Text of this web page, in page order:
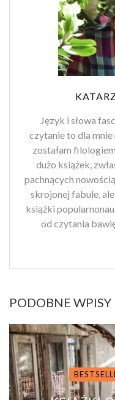
Język i słowa
czytanie to dla
zostałam
dużo książek,
pachnących
skrojonej fabule,
książki
od czytania
PODOBNE WPISY